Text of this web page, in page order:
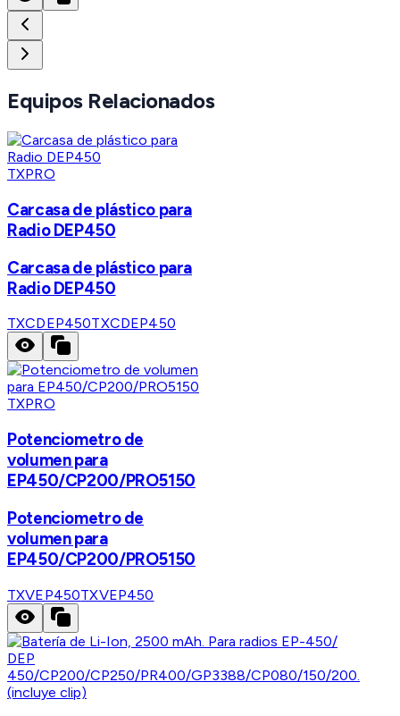
Equipos Relacionados
TXPRO
Carcasa de plástico para
Radio DEP450
Carcasa de plástico para
Radio DEP450
TXCDEP450TXCDEP450
TXPRO
Potenciometro de
volumen para
EP450/CP200/PRO5150
Potenciometro de
volumen para
EP450/CP200/PRO5150
TXVEP450TXVEP450